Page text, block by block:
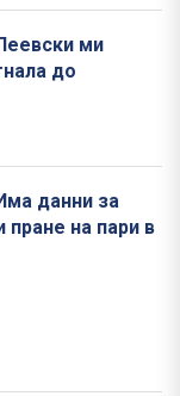
ми
до
данни за
пране на пари в